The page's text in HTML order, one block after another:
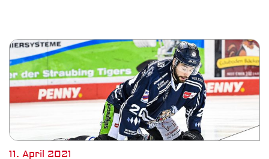
11. April 2021